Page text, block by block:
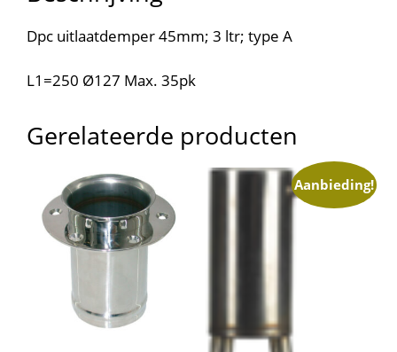
Dpc uitlaatdemper 45mm; 3 ltr; type A
L1=250 Ø127 Max. 35pk
Gerelateerde producten
Aanbieding!